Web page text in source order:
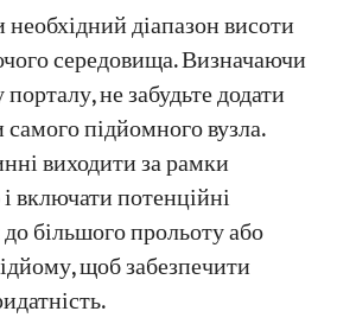
діапазон висоти
середовища. Визначаючи
не забудьте додати
підйомного вузла.
виходити за рамки
включати потенційні
більшого прольоту або
щоб забезпечити